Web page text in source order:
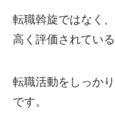
転職斡旋ではなく
高く評価されてい
転職活動をしっか
です。